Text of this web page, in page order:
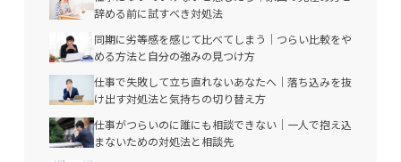
辞める前に試すべき対処法
同期に劣等感を感じて比べてしまう｜つらい比較をや
める方法と自分の強みの見つけ方
仕事で失敗して立ち直れないあなたへ｜落ち込みを抜
け出す対処法と気持ちの切り替え方
仕事がつらいのに誰にも相談できない｜一人で抱え込
まないための対処法と相談先